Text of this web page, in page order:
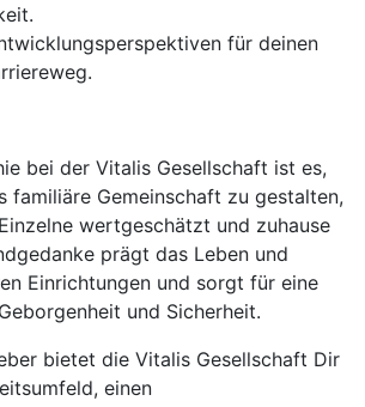
für deinen
bei der Vitalis Gesellschaft ist es,
familiäre Gemeinschaft zu gestalten,
wertgeschätzt und zuhause
prägt das Leben und
Einrichtungen und sorgt für eine
und Sicherheit.
bietet die Vitalis Gesellschaft Dir
einen